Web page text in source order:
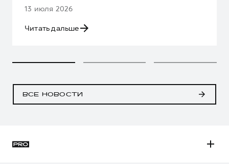
13 июля 2026
Читать дальше
ВСЕ НОВОСТИ